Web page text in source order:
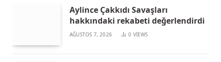
Aylince Çakkıdı Savaşları
hakkındaki rekabeti değerlendirdi
AĞUSTOS 7, 2026 0 VIEWS